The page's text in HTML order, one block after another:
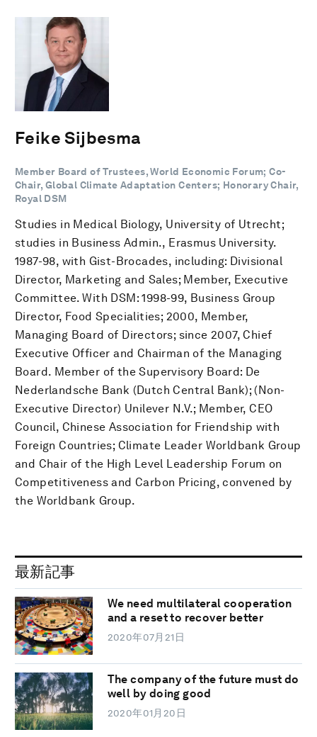
Feike Sijbesma
Member Board of Trustees, World Economic Forum; Co-
Chair, Global Climate Adaptation Centers; Honorary Chair,
Royal DSM
Studies in Medical Biology, University of Utrecht;
studies in Business Admin., Erasmus University.
1987-98, with Gist-Brocades, including: Divisional
Director, Marketing and Sales; Member, Executive
Committee. With DSM: 1998-99, Business Group
Director, Food Specialities; 2000, Member,
Managing Board of Directors; since 2007, Chief
Executive Officer and Chairman of the Managing
Board. Member of the Supervisory Board: De
Nederlandsche Bank (Dutch Central Bank); (Non-
Executive Director) Unilever N.V.; Member, CEO
Council, Chinese Association for Friendship with
Foreign Countries; Climate Leader Worldbank Group
and Chair of the High Level Leadership Forum on
Competitiveness and Carbon Pricing, convened by
the Worldbank Group.
最新記事
We need multilateral cooperation
and a reset to recover better
2020年07月21日
The company of the future must do
well by doing good
2020年01月20日